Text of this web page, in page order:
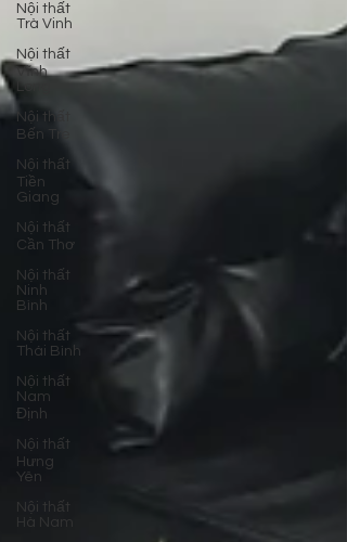
Nội thất
Trà Vinh
Nội thất
Vĩnh
Long
Nội thất
Bến Tre
Nội thất
Tiền
Giang
Nội thất
Cần Thơ
Nội thất
Ninh
Bình
Nội thất
Thái Bình
Nội thất
Nam
Định
Nội thất
Hưng
Yên
Nội thất
Hà Nam